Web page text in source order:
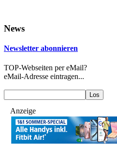
News
Newsletter abonnieren
TOP-Webseiten per eMail?
eMail-Adresse eintragen...
Anzeige